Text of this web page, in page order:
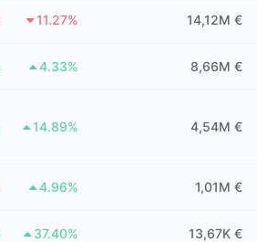
11.27% 14,12M €
4.33% 8,66M €
14.89% 4,54M €
4.96% 1,01M €
37.40% 13,67K €